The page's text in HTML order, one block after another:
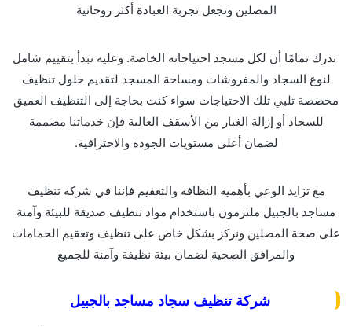
المصلين وتجعل تجربة العبادة أكثر روحانية
ندرك تمامًا أن لكل مسجد احتياجاته الخاصة. وعليه نبدأ بتقييم شامل
لنوع السجاد والمفروشات ومساحة المسجد لتقديم حلول تنظيف
مخصصة تلبي تلك الاحتياجات سواء كنت بحاجة إلى التنظيف العميق
للسجاد أو إزالة الغبار من الأسقف العالية فإن خدماتنا مصممة
لضمان أعلى مستويات الجودة والاحترافية.
مع تزايد الوعي بأهمية النظافة والتعقيم فإننا في شركة تنظيف
مساجد بالجبيل ملتزمون باستخدام مواد تنظيف صديقة للبيئة وآمنة
على صحة المصلين ونركز بشكل خاص على تنظيف وتعقيم الحمامات
والمرافق الصحية لضمان بيئة نظيفة وآمنة للجميع
شركة تنظيف سجاد مساجد بالجبيل